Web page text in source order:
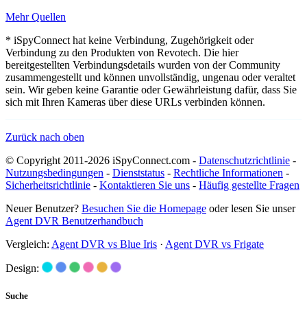
Mehr Quellen
* iSpyConnect hat keine Verbindung, Zugehörigkeit oder
Verbindung zu den Produkten von Revotech. Die hier
bereitgestellten Verbindungsdetails wurden von der Community
zusammengestellt und können unvollständig, ungenau oder veraltet
sein. Wir geben keine Garantie oder Gewährleistung dafür, dass Sie
sich mit Ihren Kameras über diese URLs verbinden können.
Zurück nach oben
© Copyright 2011-2026 iSpyConnect.com - Datenschutzrichtlinie -
Nutzungsbedingungen - Dienststatus - Rechtliche Informationen -
Sicherheitsrichtlinie - Kontaktieren Sie uns - Häufig gestellte Fragen
Neuer Benutzer? Besuchen Sie die Homepage oder lesen Sie unser
Agent DVR Benutzerhandbuch
Vergleich: Agent DVR vs Blue Iris · Agent DVR vs Frigate
Design:
Suche